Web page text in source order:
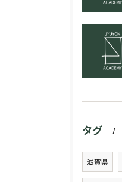
タグ
滋賀県